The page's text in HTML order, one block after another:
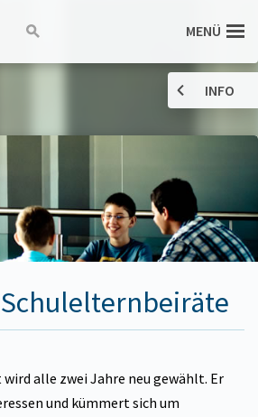
Suche
MENÜ
alle zwei Jahre neu gewählt. Er
und kümmert sich um
INFO